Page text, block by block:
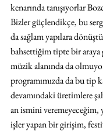
kenarında tanışıyorlar
Bizler güçlendikçe, bu
da sağlam yapılara
bahsettiğim tipte bir araya
müzik alanında da
programımızda da bu tip
devamındaki üretimlere
an ismini veremeyeceğim,
işler yapan bir girişim,